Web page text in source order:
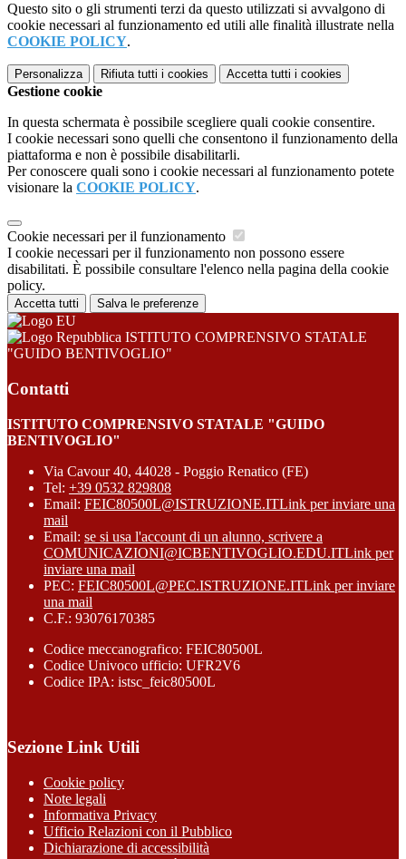
Questo sito o gli strumenti terzi da questo utilizzati si avvalgono di
cookie necessari al funzionamento ed utili alle finalità illustrate nella
COOKIE POLICY.
Personalizza Rifiuta tutti i cookies Accetta tutti i cookies
Gestione cookie
In questa schermata è possibile scegliere quali cookie consentire.
I cookie necessari sono quelli che consentono il funzionamento della
piattaforma e non è possibile disabilitarli.
Per conoscere quali sono i cookie necessari al funzionamento potete
visionare la COOKIE POLICY.
Cookie necessari per il funzionamento
I cookie necessari per il funzionamento non possono essere
disabilitati. È possibile consultare l'elenco nella pagina della cookie
policy.
Accetta tutti Salva le preferenze
ISTITUTO COMPRENSIVO STATALE
"GUIDO BENTIVOGLIO"
Contatti
ISTITUTO COMPRENSIVO STATALE "GUIDO
BENTIVOGLIO"
Via Cavour 40, 44028 - Poggio Renatico (FE)
Tel: +39 0532 829808
Email: FEIC80500L@ISTRUZIONE.ITLink per inviare una
mail
Email: se si usa l'account di un alunno, scrivere a
COMUNICAZIONI@ICBENTIVOGLIO.EDU.ITLink per
inviare una mail
PEC: FEIC80500L@PEC.ISTRUZIONE.ITLink per inviare
una mail
C.F.: 93076170385
Codice meccanografico: FEIC80500L
Codice Univoco ufficio: UFR2V6
Codice IPA: istsc_feic80500L
Sezione Link Utili
Cookie policy
Note legali
Informativa Privacy
Ufficio Relazioni con il Pubblico
Dichiarazione di accessibilità